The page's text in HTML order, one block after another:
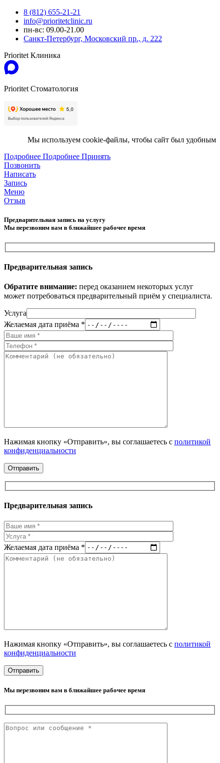
8 (812) 655-21-21
info@prioritetclinic.ru
пн-вс: 09.00-21.00
Санкт-Петербург, Московский пр., д. 222
Prioritet Клиника
Prioritet Стоматология
Мы используем cookie-файлы, чтобы сайт был удобным
Подробнее Подробнее Принять
Позвонить
Написать
Запись
Меню
Отзыв
Предварительная запись на услугу
Мы перезвоним вам в ближайшее рабочее время
Предварительная запись
Обратите внимание: перед оказанием некоторых услуг
может потребоваться предварительный приём у специалиста.
Услуга
Желаемая дата приёма *
Нажимая кнопку «Отправить», вы соглашаетесь с политикой
конфиденциальности
Предварительная запись
Желаемая дата приёма *
Нажимая кнопку «Отправить», вы соглашаетесь с политикой
конфиденциальности
Мы перезвоним вам в ближайшее рабочее время